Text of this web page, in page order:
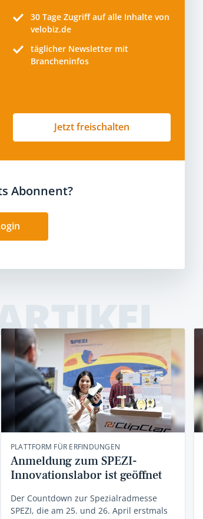
30 Tage Zugriff auf alle Inhalte von
velobiz.de
täglicher Newsletter mit
Brancheninfos
Jetzt freischalten
Abonnent?
PLATTFORM FÜR ERFINDUNGEN
Anmeldung zum SPEZI-
Innovationslabor ist geöffnet
Der Countdown zur Spezialradmesse
SPEZI, die am 25. und 26. April erstmals